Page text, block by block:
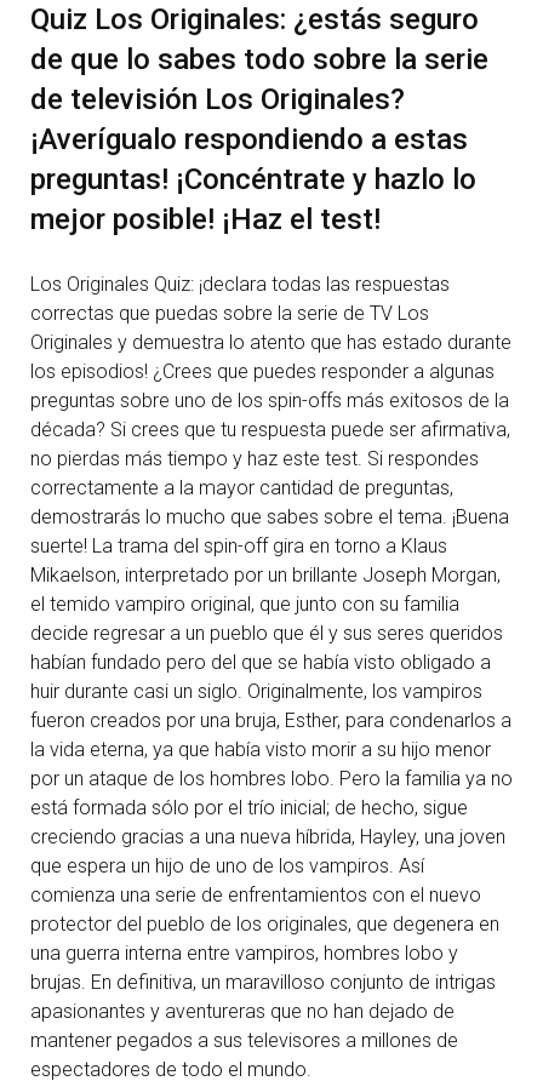
Quiz Los Originales: ¿estás seguro
de que lo sabes todo sobre la serie
de televisión Los Originales?
¡Averígualo respondiendo a estas
preguntas! ¡Concéntrate y hazlo lo
mejor posible! ¡Haz el test!
Los Originales Quiz: ¡declara todas las respuestas
correctas que puedas sobre la serie de TV Los
Originales y demuestra lo atento que has estado durante
los episodios! ¿Crees que puedes responder a algunas
preguntas sobre uno de los spin-offs más exitosos de la
década? Si crees que tu respuesta puede ser afirmativa,
no pierdas más tiempo y haz este test. Si respondes
correctamente a la mayor cantidad de preguntas,
demostrarás lo mucho que sabes sobre el tema. ¡Buena
suerte! La trama del spin-off gira en torno a Klaus
Mikaelson, interpretado por un brillante Joseph Morgan,
el temido vampiro original, que junto con su familia
decide regresar a un pueblo que él y sus seres queridos
habían fundado pero del que se había visto obligado a
huir durante casi un siglo. Originalmente, los vampiros
fueron creados por una bruja, Esther, para condenarlos a
la vida eterna, ya que había visto morir a su hijo menor
por un ataque de los hombres lobo. Pero la familia ya no
está formada sólo por el trío inicial; de hecho, sigue
creciendo gracias a una nueva híbrida, Hayley, una joven
que espera un hijo de uno de los vampiros. Así
comienza una serie de enfrentamientos con el nuevo
protector del pueblo de los originales, que degenera en
una guerra interna entre vampiros, hombres lobo y
brujas. En definitiva, un maravilloso conjunto de intrigas
apasionantes y aventureras que no han dejado de
mantener pegados a sus televisores a millones de
espectadores de todo el mundo.